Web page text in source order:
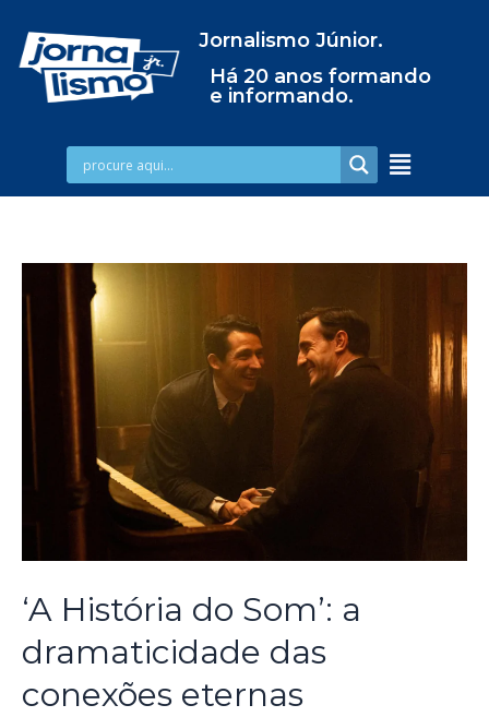
Jornalismo Júnior.
Há 20 anos formando
e informando.
‘A História do Som’: a
dramaticidade das
conexões eternas